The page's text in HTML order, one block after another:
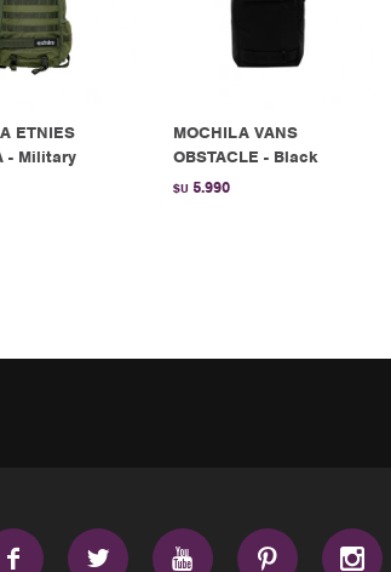
ETNIES
- Military
MOCHILA VANS
OBSTACLE - Black
$U 5.990
    